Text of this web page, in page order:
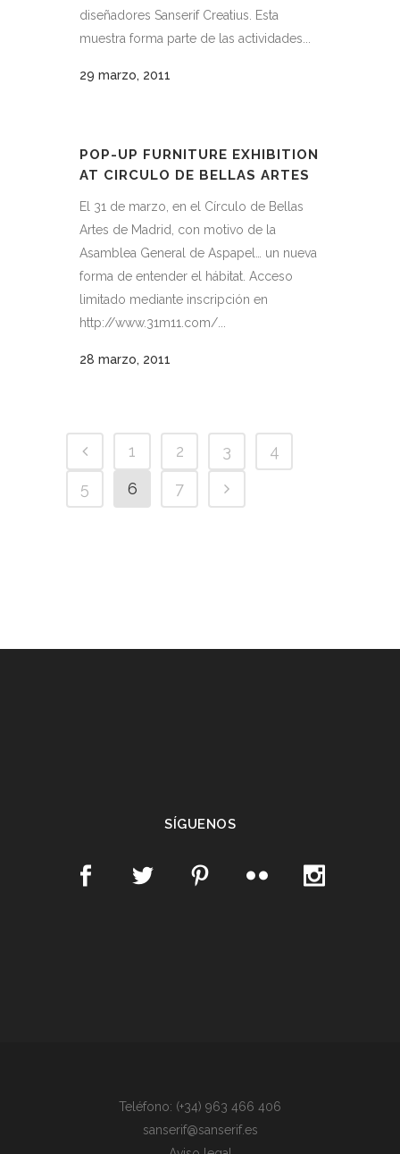
diseñadores Sanserif Creatius. Esta
muestra forma parte de las actividades...
29 marzo, 2011
POP-UP FURNITURE EXHIBITION
AT CIRCULO DE BELLAS ARTES
El 31 de marzo, en el Círculo de Bellas
Artes de Madrid, con motivo de la
Asamblea General de Aspapel… un nueva
forma de entender el hábitat. Acceso
limitado mediante inscripción en
http://www.31m11.com/...
28 marzo, 2011
1 2 3
4
5
6 7
SÍGUENOS
Teléfono: (+34) 963 466 406
sanserif@sanserif.es